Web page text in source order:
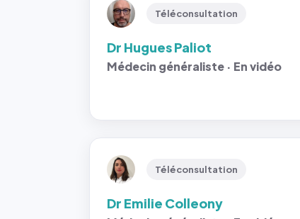
Téléconsultation
Dr Hugues Paliot
Médecin généraliste · En vidéo
Téléconsultation
Dr Emilie Colleony